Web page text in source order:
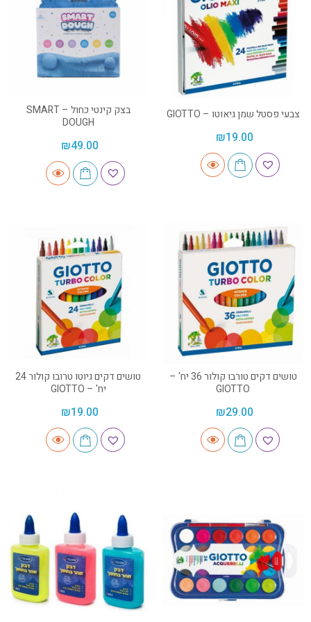
צבעי פסטל שמן גיאוטו – GIOTTO
₪19.00
בצק קינטי כחול – SMART
DOUGH
₪49.00
טושים דקים טורבו קולור 36 יח' –
GIOTTO
₪29.00
טושים דקים גיוטו טרובו קולור 24
יח' – GIOTTO
₪19.00